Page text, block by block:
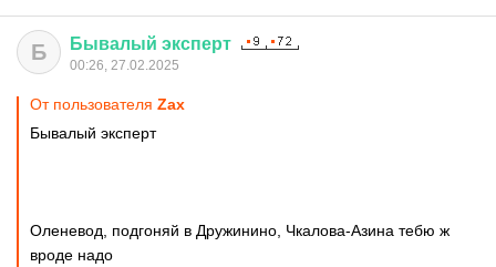
Б Бывалый эксперт
00:26, 27.02.2025
От пользователя Zax
Бывалый эксперт
Оленевод, подгоняй в Дружинино, Чкалова-Азина тебю ж
вроде надо